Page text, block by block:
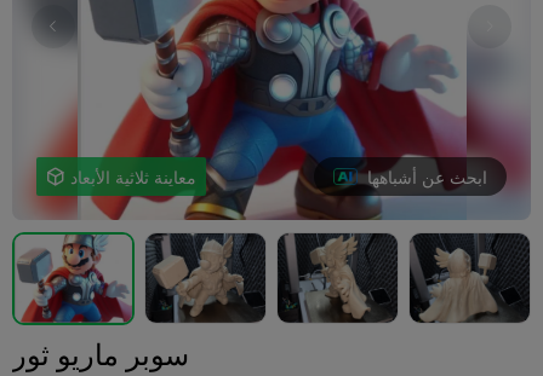
 معاينة ثلاثية الأبعاد ابحث عن أشباهها
سوبر ماريو ثور